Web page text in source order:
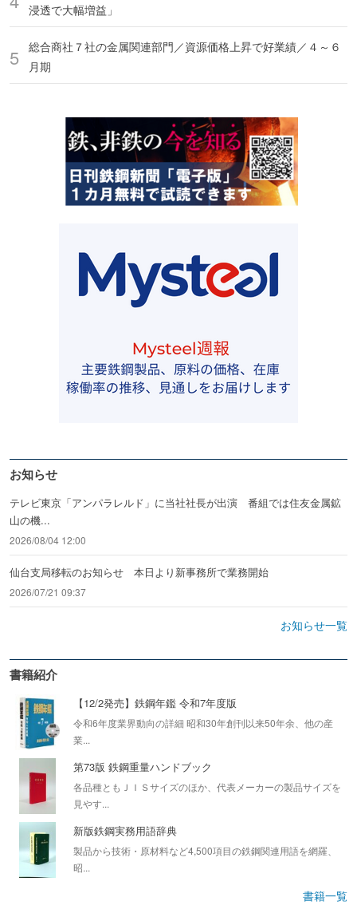
浸透で大幅増益」
総合商社７社の金属関連部門／資源価格上昇で好業績／４～６
月期
お知らせ
テレビ東京「アンパラレルド」に当社社長が出演 番組では住友金属鉱
山の機...
2026/08/04 12:00
仙台支局移転のお知らせ 本日より新事務所で業務開始
2026/07/21 09:37
お知らせ一覧
書籍紹介
【12/2発売】鉄鋼年鑑 令和7年度版
令和6年度業界動向の詳細 昭和30年創刊以来50年余、他の産
業...
第73版 鉄鋼重量ハンドブック
各品種ともＪＩＳサイズのほか、代表メーカーの製品サイズを
見やす...
新版鉄鋼実務用語辞典
製品から技術・原材料など4,500項目の鉄鋼関連用語を網羅、
昭...
書籍一覧